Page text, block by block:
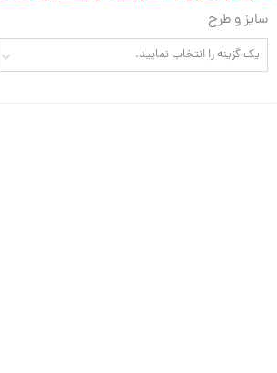
سایز و طرح
یک گزینه را انتخاب نمایید.